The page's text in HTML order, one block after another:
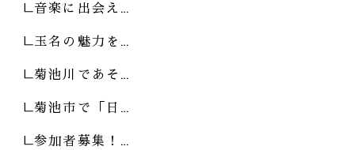
音楽に出会え…
玉名の魅力を…
菊池川であそ…
菊池市で「日…
参加者募集！…